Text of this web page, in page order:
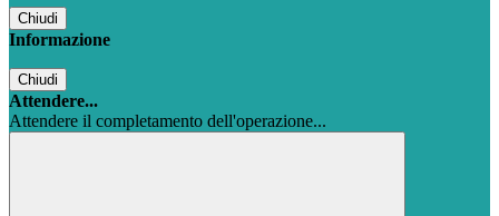
Chiudi
Informazione
Chiudi
Attendere...
Attendere il completamento dell'operazione...